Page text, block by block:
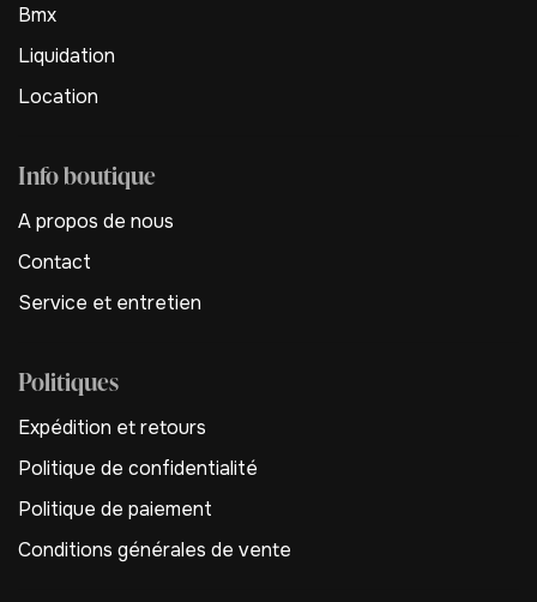
Bmx
Liquidation
Location
Info boutique
A propos de nous
Contact
Service et entretien
Politiques
Expédition et retours
Politique de confidentialité
Politique de paiement
Conditions générales de vente